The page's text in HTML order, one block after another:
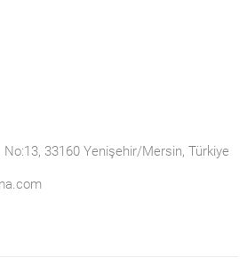
No:13, 33160 Yenişehir/Mersin, Türkiye